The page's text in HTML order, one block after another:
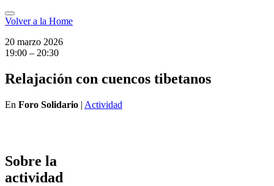
Volver a la Home
20 marzo 2026
19:00 – 20:30
Relajación con cuencos tibetanos
En Foro Solidario | Actividad
Sobre la
actividad